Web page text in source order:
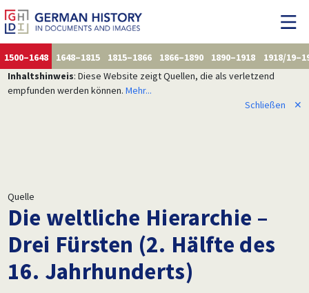
1500–1648 1648–1815 1815–1866 1866–1890 1890–1918
1918/
Inhaltshinweis: Diese Website zeigt Quellen, die als verletzend
empfunden werden können. Mehr...
Schließen
✕
Quelle
Die weltliche Hierarchie –
Drei Fürsten (2. Hälfte des
16. Jahrhunderts)